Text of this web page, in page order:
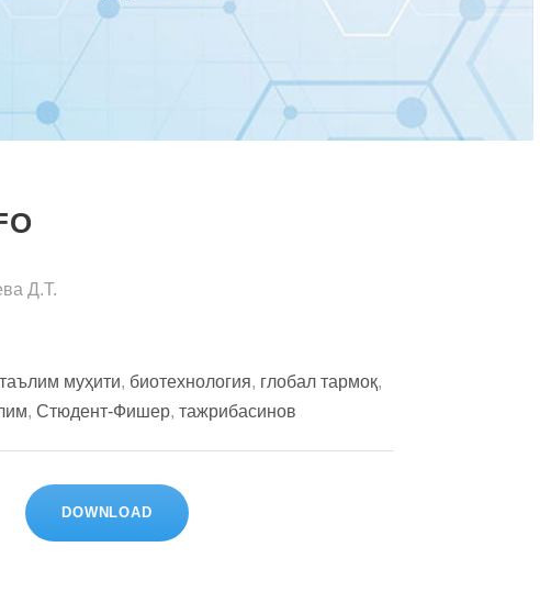
Д.Т.
муҳити, биотехнология, глобал тармоқ,
, Стюдент-Фишер, тажрибасинов
DOWNLOAD